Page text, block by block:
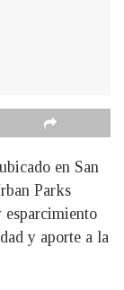
en San
Parks
esparcimiento
y aporte a la